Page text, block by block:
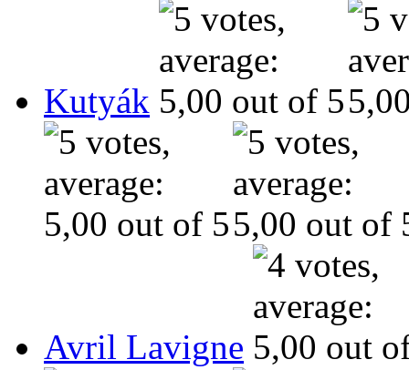
Kutyák
Avril Lavigne